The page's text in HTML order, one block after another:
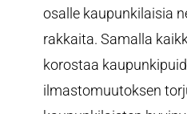
osalle kaupunkilaisia
rakkaita. Samalla
korostaa
ilmastomuutoksen